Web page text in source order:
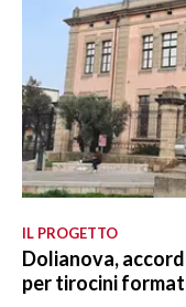
IL PROGETTO
Dolianova,
per tirocini